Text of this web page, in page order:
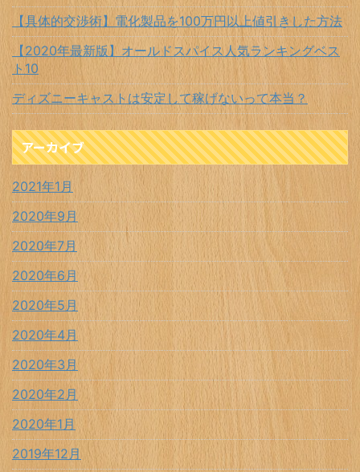
【具体的交渉術】電化製品を100万円以上値引きした方法
【2020年最新版】オールドスパイス人気ランキングベス
ト10
ディズニーキャストは安定して稼げないって本当？
アーカイブ
2021年1月
2020年9月
2020年7月
2020年6月
2020年5月
2020年4月
2020年3月
2020年2月
2020年1月
2019年12月